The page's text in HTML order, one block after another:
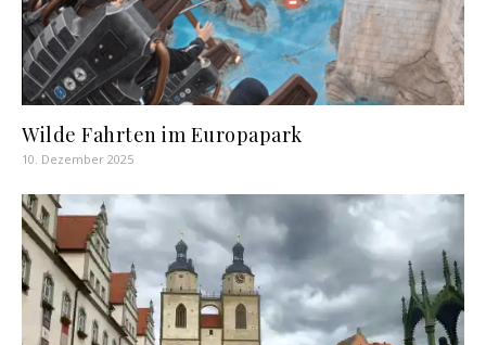
Wilde Fahrten im Europapark
10. Dezember 2025